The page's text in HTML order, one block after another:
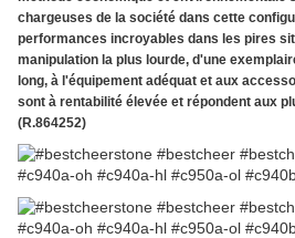
chargeuses de la société dans cette
performances incroyables dans les pires
manipulation la plus lourde, d'une
long, à l'équipement adéquat et aux
sont à rentabilité élevée et répondent aux
(R.864252)